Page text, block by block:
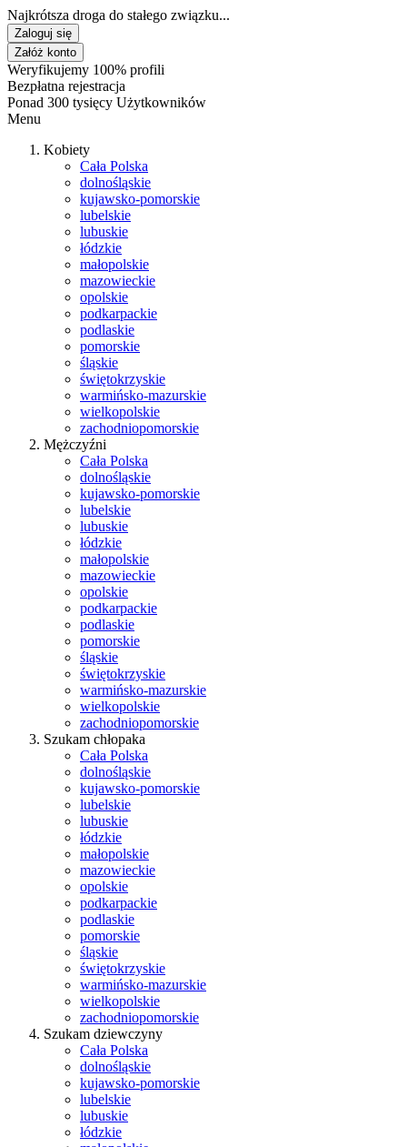
Najkrótsza droga do stałego związku...
Zaloguj się
Załóż konto
Weryfikujemy 100% profili
Bezpłatna rejestracja
Ponad 300 tysięcy Użytkowników
Menu
Kobiety
Cała Polska
dolnośląskie
kujawsko-pomorskie
lubelskie
lubuskie
łódzkie
małopolskie
mazowieckie
opolskie
podkarpackie
podlaskie
pomorskie
śląskie
świętokrzyskie
warmińsko-mazurskie
wielkopolskie
zachodniopomorskie
Mężczyźni
Cała Polska
dolnośląskie
kujawsko-pomorskie
lubelskie
lubuskie
łódzkie
małopolskie
mazowieckie
opolskie
podkarpackie
podlaskie
pomorskie
śląskie
świętokrzyskie
warmińsko-mazurskie
wielkopolskie
zachodniopomorskie
Szukam chłopaka
Cała Polska
dolnośląskie
kujawsko-pomorskie
lubelskie
lubuskie
łódzkie
małopolskie
mazowieckie
opolskie
podkarpackie
podlaskie
pomorskie
śląskie
świętokrzyskie
warmińsko-mazurskie
wielkopolskie
zachodniopomorskie
Szukam dziewczyny
Cała Polska
dolnośląskie
kujawsko-pomorskie
lubelskie
lubuskie
łódzkie